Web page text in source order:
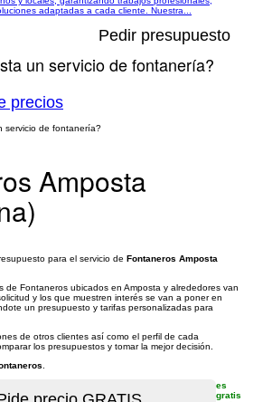
adaptadas a cada cliente. Nuestra...
Pedir presupuesto
un servicio de fontanería?
precios
Amposta
para el servicio de Fontaneros Amposta
de Fontaneros ubicados en Amposta y alrededores van
y los que muestren interés se van a poner en
un presupuesto y tarifas personalizadas para
de otros clientes así como el perfil de cada
los presupuestos y tomar la mejor decisión.
es
gratis